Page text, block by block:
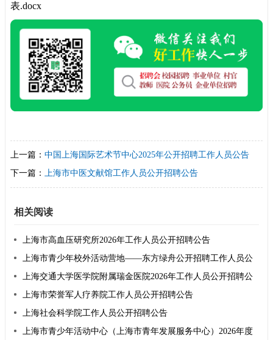
表.docx
上一篇： 中国上海国际艺术节中心2025年公开招聘工作人员公告
下一篇： 上海市中医文献馆工作人员公开招聘公告
相关阅读
上海市高血压研究所2026年工作人员公开招聘公告
上海市青少年校外活动营地——东方绿舟公开招聘工作人员公
告 上海交通大学医学院附属瑞金医院2026年工作人员公开招聘公
告 上海市荣誉军人疗养院工作人员公开招聘公告
上海社会科学院工作人员公开招聘公告
上海市青少年活动中心（上海市青年发展服务中心）2026年度